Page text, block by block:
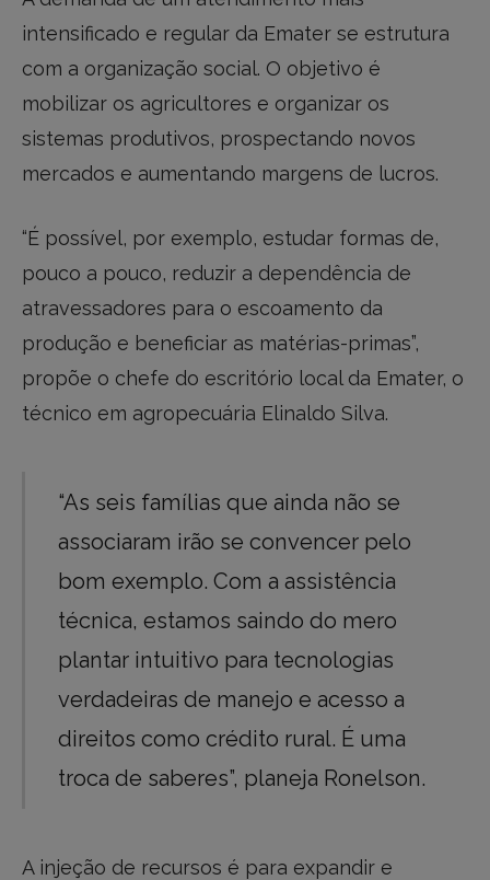
intensificado e regular da Emater se estrutura
com a organização social. O objetivo é
mobilizar os agricultores e organizar os
sistemas produtivos, prospectando novos
mercados e aumentando margens de lucros.
“É possível, por exemplo, estudar formas de,
pouco a pouco, reduzir a dependência de
atravessadores para o escoamento da
produção e beneficiar as matérias-primas”,
propõe o chefe do escritório local da Emater, o
técnico em agropecuária Elinaldo Silva.
“As seis famílias que ainda não se
associaram irão se convencer pelo
bom exemplo. Com a assistência
técnica, estamos saindo do mero
plantar intuitivo para tecnologias
verdadeiras de manejo e acesso a
direitos como crédito rural. É uma
troca de saberes”, planeja Ronelson.
A injeção de recursos é para expandir e